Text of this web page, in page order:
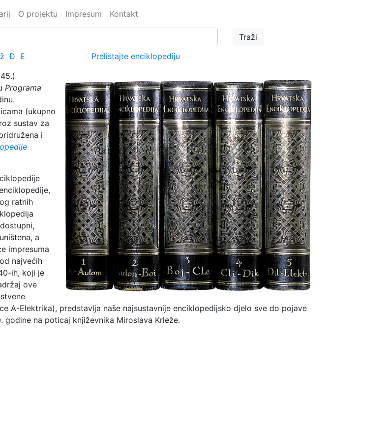
O projektu Impresum Kontakt
Đ E
Prelistajte enciklopediju
Programa
(ukupno
sustav za
i
ratnih
a
impresuma
najvećih
ih, koji je
ove
A-Elektrika), predstavlja naše najsustavnije enciklopedijsko djelo sve do pojave
na poticaj književnika Miroslava Krleže.